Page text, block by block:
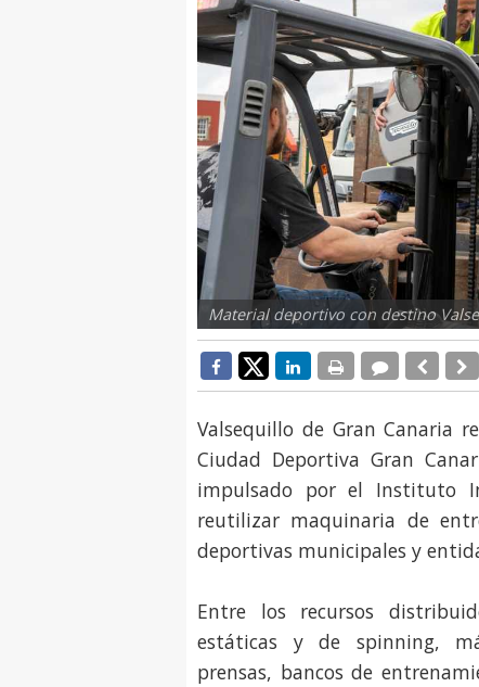
Material deportivo con destino
Valsequillo de Gran Canaria
Ciudad Deportiva Gran
impulsado por el Instituto
reutilizar maquinaria de
deportivas municipales y
Entre los recursos
estáticas y de spinning,
prensas, bancos de